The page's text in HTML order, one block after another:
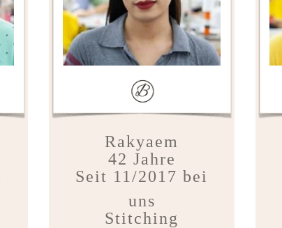
Rakyaem
42 Jahre
Seit 11/2017 bei
uns
Stitching